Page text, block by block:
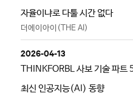
자율이냐로 다툴 시간 없다
더에이아이(THE AI)
2026-04-13
THINKFORBL 사보 기술 파트
최신 인공지능(AI) 동향